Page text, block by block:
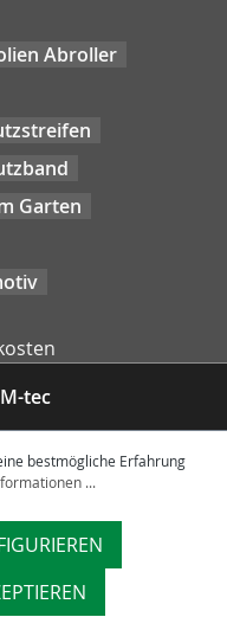
Abroller
Garten
tec
bestmögliche Erfahrung
...